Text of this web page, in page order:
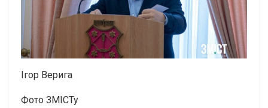
Ігор Верига
Фото ЗМІСТу